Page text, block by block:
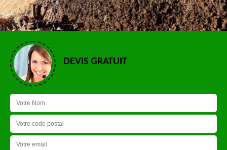
DEVIS GRATUIT